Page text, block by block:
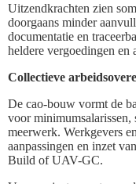
Uitzendkrachten zien
doorgaans minder
documentatie en
heldere vergoedingen en
Collectieve
De cao-bouw vormt de
voor minimumsalarissen,
meerwerk. Werkgevers
aanpassingen en inzet
Build of UAV-GC.